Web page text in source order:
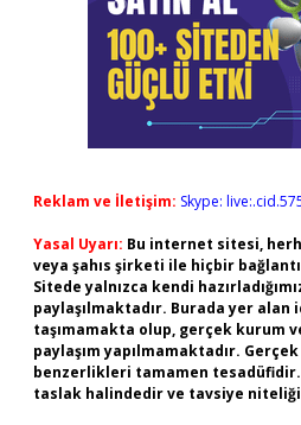
Reklam ve İletişim: Skype:
Yasal Uyarı: Bu internet sitesi,
veya şahıs şirketi ile hiçbir
Sitede yalnızca kendi
paylaşılmaktadır. Burada yer
taşımamakta olup, gerçek kurum
paylaşım yapılmamaktadır.
benzerlikleri tamamen
taslak halindedir ve tavsiye niteliği